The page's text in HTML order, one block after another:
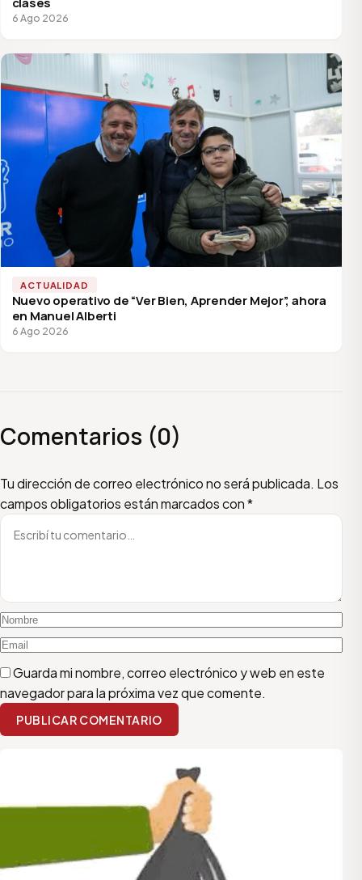
6 Ago 2026
ACTUALIDAD
Nuevo operativo de “Ver Bien, Aprender Mejor”, ahora
en Manuel Alberti
6 Ago 2026
Comentarios (0)
Tu dirección de correo electrónico no será publicada. Los
campos obligatorios están marcados con*
Escribí tu comentario
Nombre
Email
Guarda mi nombre, correo electrónico y web en este
navegador para la próxima vez que comente.
PUBLICAR COMENTARIO